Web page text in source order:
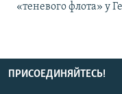
«теневого флота» у
ПРИСОЕДИНЯЙТЕСЬ!